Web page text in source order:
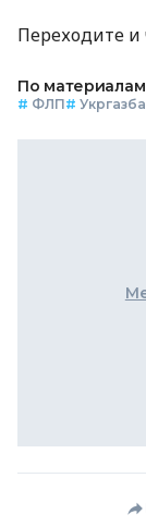
Переходите и
По
# ФЛП#